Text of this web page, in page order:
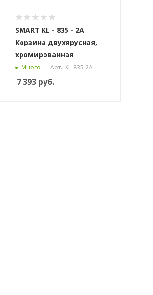
SMART KL - 835 - 2A
Корзина двухярусная,
хромированная
Много Арт.: KL-835-2A
7 393 руб.